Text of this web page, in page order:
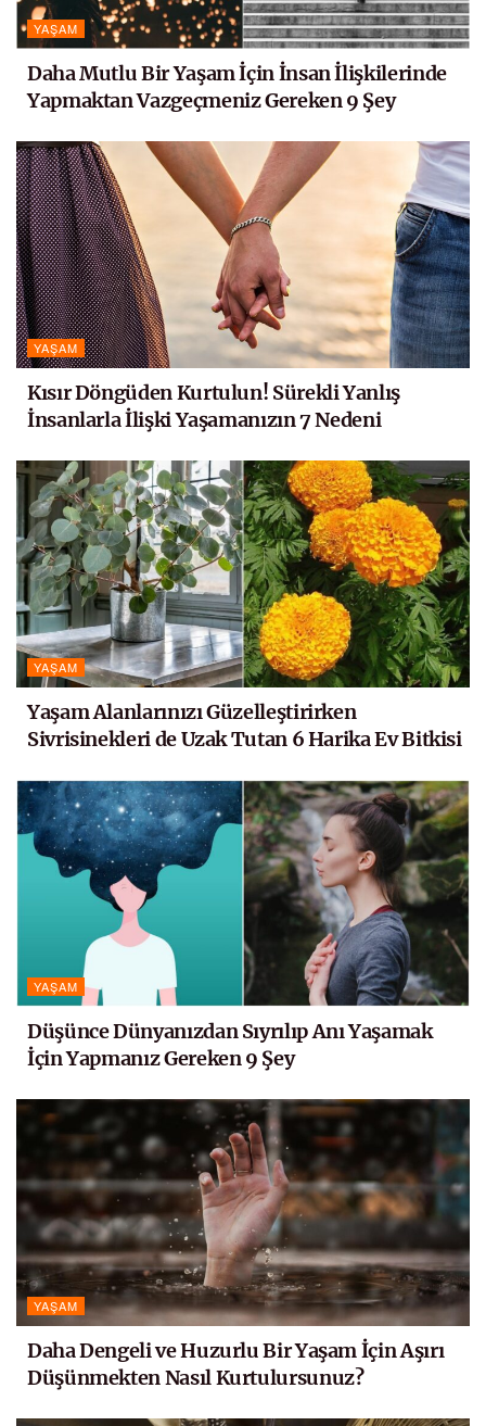
YAŞAM
Daha Mutlu Bir Yaşam İçin İnsan İlişkilerinde
Yapmaktan Vazgeçmeniz Gereken 9 Şey
YAŞAM
Kısır Döngüden Kurtulun! Sürekli Yanlış
İnsanlarla İlişki Yaşamanızın 7 Nedeni
YAŞAM
Yaşam Alanlarınızı Güzelleştirirken
Sivrisinekleri de Uzak Tutan 6 Harika Ev Bitkisi
YAŞAM
Düşünce Dünyanızdan Sıyrılıp Anı Yaşamak
İçin Yapmanız Gereken 9 Şey
YAŞAM
Daha Dengeli ve Huzurlu Bir Yaşam İçin Aşırı
Düşünmekten Nasıl Kurtulursunuz?